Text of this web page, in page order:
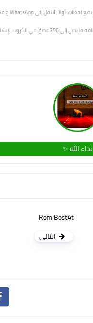
نداء الله ✨
Rom BostAt
التالي